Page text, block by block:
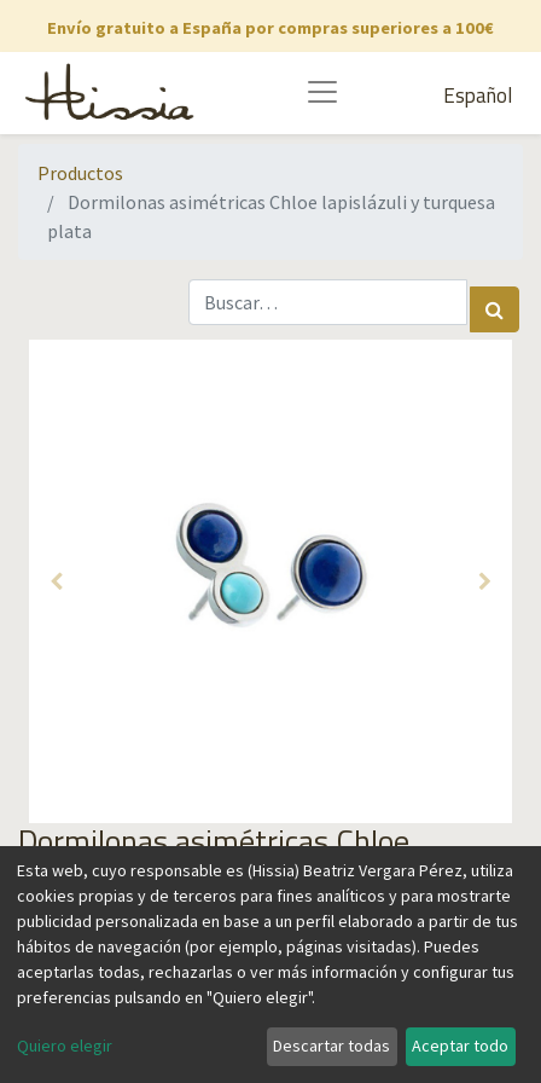
Envío gratuito a España por compras superiores a 100€
Español
Productos
Dormilonas asimétricas Chloe lapislázuli y turquesa
plata
Dormilonas asimétricas Chloe
lapislázuli y turquesa plata
59,00€
Agregar al carrito
Esta web, cuyo responsable es (Hissia) Beatriz Vergara Pérez, utiliza
cookies propias y de terceros para fines analíticos y para mostrarte
publicidad personalizada en base a un perfil elaborado a partir de tus
hábitos de navegación (por ejemplo, páginas visitadas). Puedes
aceptarlas todas, rechazarlas o ver más información y configurar tus
preferencias pulsando en "Quiero elegir".
Quiero elegir Descartar todas Aceptar todo